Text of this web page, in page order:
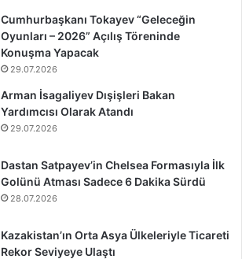
Cumhurbaşkanı Tokayev “Geleceğin
Oyunları – 2026” Açılış Töreninde
Konuşma Yapacak
29.07.2026
Arman İsagaliyev Dışişleri Bakan
Yardımcısı Olarak Atandı
29.07.2026
Dastan Satpayev’in Chelsea Formasıyla İlk
Golünü Atması Sadece 6 Dakika Sürdü
28.07.2026
Kazakistan’ın Orta Asya Ülkeleriyle Ticareti
Rekor Seviyeye Ulaştı